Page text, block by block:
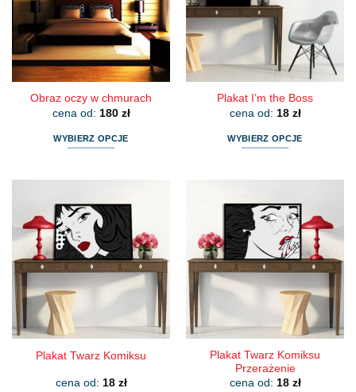
wybrać
na
stronie
produktu
wybrać
na
stronie
produktu
Obraz oczy w chmurach
cena od: 180 zł
WYBIERZ OPCJE
wiele
wariantów.
Opcje
można
wybrać
produktu
Plakat I’m the Boss
cena od: 18 zł
WYBIERZ OPCJE
wiele
wariantów.
Opcje
można
wybrać
na
stronie
produktu
Plakat Twarz Komiksu
cena od: 18 zł
Plakat Twarz Komiksu
Przerażenie
cena od: 18 zł